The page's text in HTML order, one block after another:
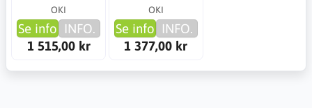
OKI
Se info INFO.
1 515,00 kr
OKI
Se info INFO.
1 377,00 kr